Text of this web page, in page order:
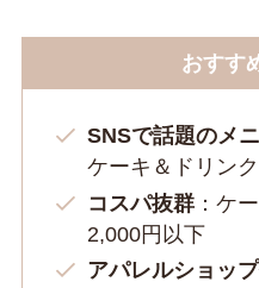
おすす
SNSで話題のメ
ケーキ＆ドリン
コスパ抜群：ケ
2,000円以下
アパレルショッ